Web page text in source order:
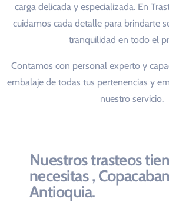
carga delicada y especializada. En
cuidamos cada detalle para brindarte
tranquilidad en todo el
Contamos con personal experto y
embalaje de todas tus pertenencias y
nuestro servicio.
Nuestros trasteos
necesitas ,
Antioquia.